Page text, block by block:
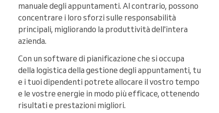
manuale degli appuntamenti. Al contrario, possono
concentrare i loro sforzi sulle responsabilità
principali, migliorando la produttività dell'intera
azienda.
Con un software di pianificazione che si occupa
della logistica della gestione degli appuntamenti, tu
e i tuoi dipendenti potrete allocare il vostro tempo
e le vostre energie in modo più efficace, ottenendo
risultati e prestazioni migliori.